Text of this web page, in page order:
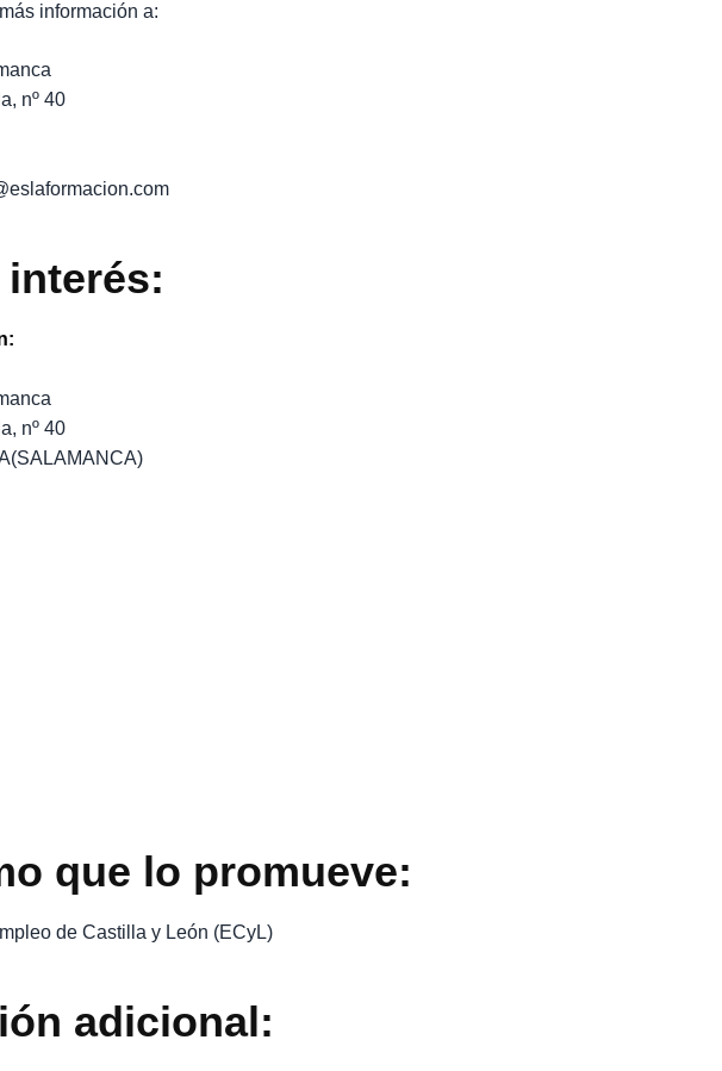
información a:
nº 40
interés:
nº 40
que lo promueve:
de Castilla y León (ECyL)
adicional: